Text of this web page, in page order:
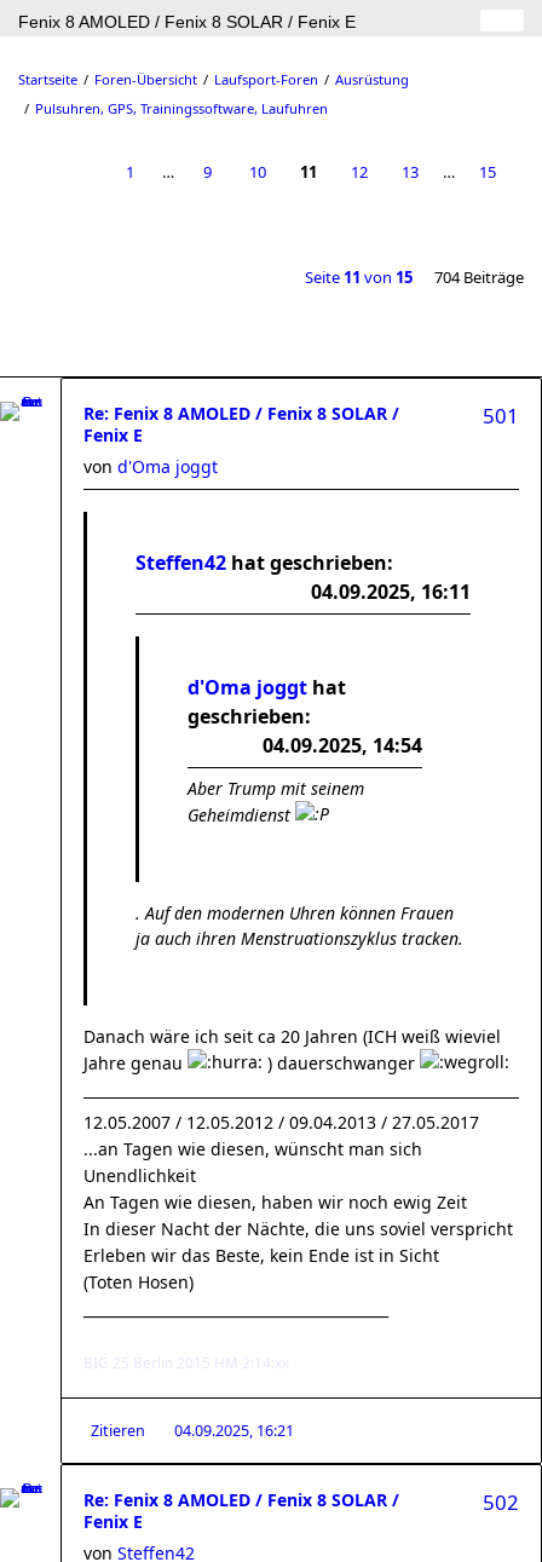
Fenix 8 AMOLED / Fenix 8 SOLAR / Fenix E
Startseite Foren-Übersicht Laufsport-Foren
Ausrüstung
Pulsuhren, GPS, Trainingssoftware, Laufuhren
1 … 9 10 11 12 13 … 15
Seite 11 von 15 704 Beiträge
Re: Fenix 8 AMOLED / Fenix 8 SOLAR /
Fenix E
501
von d'Oma joggt
Steffen42 hat geschrieben:
04.09.2025, 16:11
d'Oma joggt hat
geschrieben:
04.09.2025, 14:54
Aber Trump mit seinem
Geheimdienst
. Auf den modernen Uhren können Frauen
ja auch ihren Menstruationszyklus tracken.
Danach wäre ich seit ca 20 Jahren (ICH weiß wieviel
Jahre genau
) dauerschwanger
12.05.2007 / 12.05.2012 / 09.04.2013 / 27.05.2017
...an Tagen wie diesen, wünscht man sich
Unendlichkeit
An Tagen wie diesen, haben wir noch ewig Zeit
In dieser Nacht der Nächte, die uns soviel verspricht
Erleben wir das Beste, kein Ende ist in Sicht
(Toten Hosen)
BIG 25 Berlin 2015 HM 2:14:xx
Zitieren 04.09.2025, 16:21
Re: Fenix 8 AMOLED / Fenix 8 SOLAR /
Fenix E
502
von Steffen42